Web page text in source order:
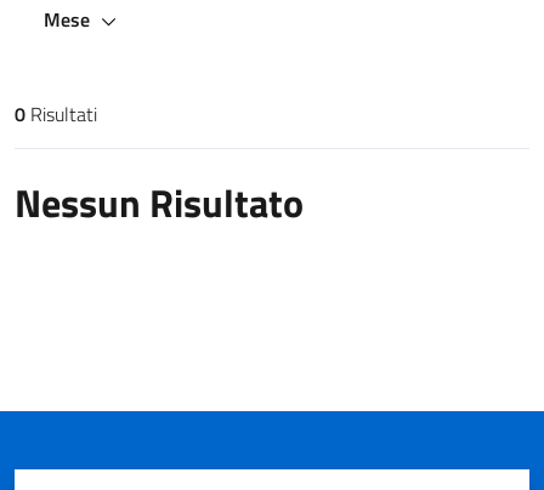
Mese
Risultati di ricerca
0 Risultati
Nessun Risultato